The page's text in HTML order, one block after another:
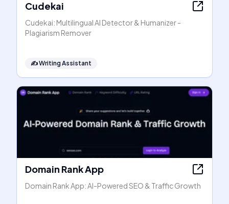
Cudekai
Cudekai: Multilingual AI Detector & Humanizer -
Plagiarism Remover
✍️Writing Assistant
Domain Rank App
Domain Rank App: AI-Powered SEO & Traffic Growth